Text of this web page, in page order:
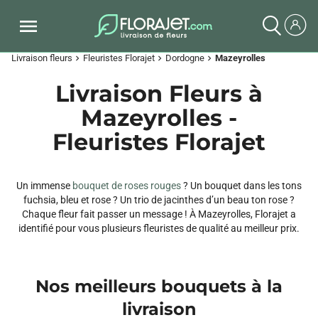
Livraison fleurs chevron_right Fleuristes Florajet chevron_right Dordogne chevron_right Mazeyrolles
Livraison Fleurs à
Mazeyrolles -
Fleuristes Florajet
Un immense bouquet de roses rouges? Un bouquet dans les tons
fuchsia, bleu et rose ? Un trio de jacinthes d’un beau ton rose ?
Chaque fleur fait passer un message ! À Mazeyrolles, Florajet a
identifié pour vous plusieurs fleuristes de qualité au meilleur prix.
Nos meilleurs bouquets à la
livraison